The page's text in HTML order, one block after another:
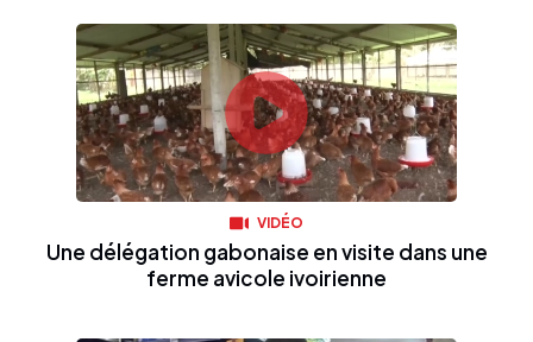
VIDÉO
Une délégation gabonaise en visite dans une
ferme avicole ivoirienne